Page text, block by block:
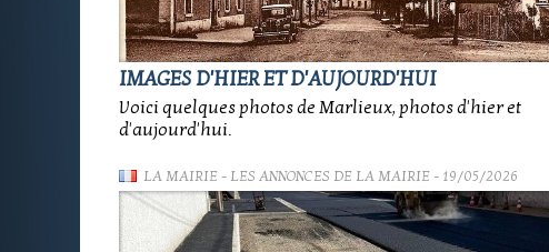
IMAGES D'HIER ET D'AUJOURD'HUI
Voici quelques photos de Marlieux, photos d'hier et
d'aujourd'hui.
LA MAIRIE- LES ANNONCES DE LA MAIRIE- 19/05/2026